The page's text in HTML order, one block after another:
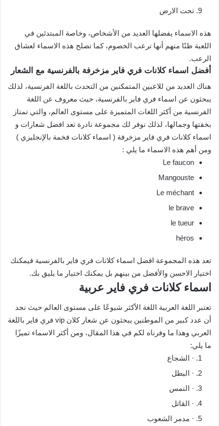
تحت الارض
هذه الاسماء يفضلها العديد من الأشخاص، وخاصة المبتدئين في
اللعبة ظنًا منهم أنها ترعب الخصوم، كما تصلح هذه الاسماء لعشاق
الرعب.
أفضل اسماء كلانات فري فاير مزخرفة بالفرنسية مع الشعار
هناك العديد من للاعبين المتمكنين من التحدث باللغة الفرنسية، لذلك
يبحثون عن اسماء فري فاير بالفرنسية، حيث معروف عن اللغة
الفرنسية من أكثر اللغات المتميزة على مستوى العالم، والتي تمتاز
بخفتها وجمالها، لذلك نوفر لك مجموعة نادرة تعد افضل شعارات و
اسماء كلانات فري فاير مزخرفة ( اسماء كلانات فخمة بالإنجليزي )
ومن أهم هذه الاسماء ما يلي :
Le faucon
Mangouste
Le méchant
le brave
le tueur
héros
تعد هذه المجموعة افضل اسماء كلانات فري فاير بالفرنسية فيمكنك
اختيار الاحسن والأفضل من بينهم بل يمكنك اختيار ما يليق بك.
اسماء كلانات فري فاير عربية
تعتبر اللغة العربية اللغة الأكثر شيوعًا على مستوى العالم حيث نجد
أن عدد كبير من الموطنين يبحثون عن شعار كلان vip فري فاير باللغة
العربي وهذا ما وفرناه لكم في هذا المقال، ومن أكثر الاسماء تميزًا
ما يلي:
· الشجاع
· البطل
· النمس
· القاتل
· مدمر الشعوب